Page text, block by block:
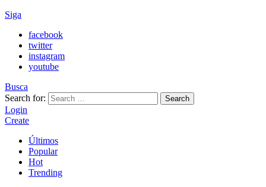
Siga
facebook
twitter
instagram
youtube
Busca
Search for:
Search
Login
Create
Últimos
Popular
Hot
Trending